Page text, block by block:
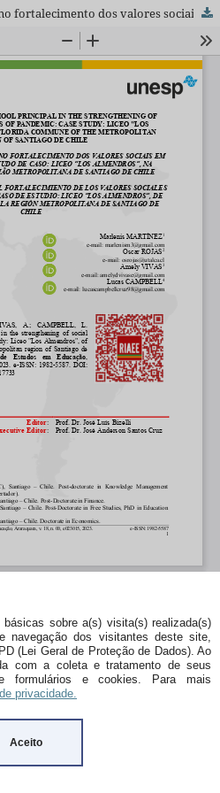
sobre a(s) visita(s) realizada(s)
navegação dos visitantes deste site,
(Lei Geral de Proteção de Dados). Ao
com a coleta e tratamento de seus
formulários e cookies. Para mais
privacidade.
Aceito
Gestão do corpo diretivo no fortalecimento dos valores sociais em tempo de pandemia